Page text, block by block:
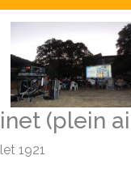
(plein
1921